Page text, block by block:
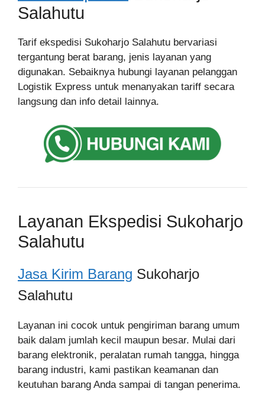
Salahutu
Tarif ekspedisi Sukoharjo Salahutu bervariasi
tergantung berat barang, jenis layanan yang
digunakan. Sebaiknya hubungi layanan pelanggan
Logistik Express untuk menanyakan tariff secara
langsung dan info detail lainnya.
Layanan Ekspedisi Sukoharjo
Salahutu
Jasa Kirim Barang Sukoharjo
Salahutu
Layanan ini cocok untuk pengiriman barang umum
baik dalam jumlah kecil maupun besar. Mulai dari
barang elektronik, peralatan rumah tangga, hingga
barang industri, kami pastikan keamanan dan
keutuhan barang Anda sampai di tangan penerima.